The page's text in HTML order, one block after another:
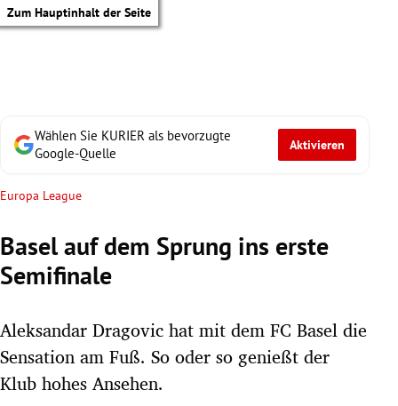
Zum Hauptinhalt der Seite
Untermenü
Wählen Sie KURIER als bevorzugte
Google-Quelle
Aktivieren
Europa League
Basel auf dem Sprung ins erste
Semifinale
Aleksandar Dragovic hat mit dem FC Basel die
Sensation am Fuß. So oder so genießt der
Klub hohes Ansehen.